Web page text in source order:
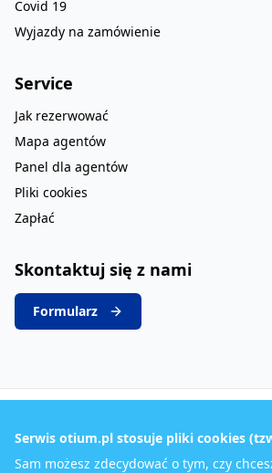
Covid 19
Wyjazdy na zamówienie
Service
Jak rezerwować
Mapa agentów
Panel dla agentów
Pliki cookies
Zapłać
Skontaktuj się z nami
Formularz
LAT
DZIAŁAMY
Serwis otium.pl stosuje pliki cookies
Sam możesz zdecydować o tym, czy